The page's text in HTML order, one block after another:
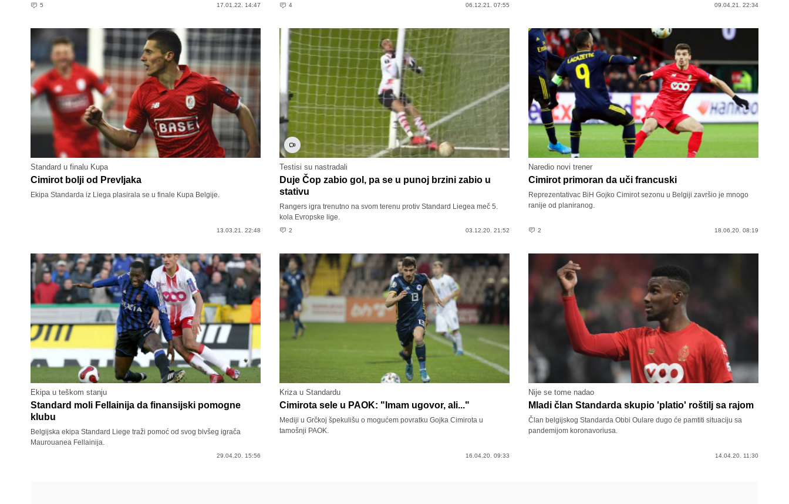
5 17.01.22. 14:47 4 06.12.21. 07:55 09.04.21. 22:34
Standard u finalu Kupa
Cimirot bolji od Prevljaka
Ekipa Standarda iz Liega plasirala se u finale Kupa Belgije.
13.03.21. 22:48
Testisi su nastradali
Duje Čop zabio gol, pa se u punoj brzini zabio u
stativu
Rangers igra trenutno na svom terenu protiv Standard Liegea meč 5.
kola Evropske lige.
2 03.12.20. 21:52
Naredio novi trener
Cimirot primoran da uči francuski
Reprezentativac BiH Gojko Cimirot sezonu u Belgiji završio je mnogo
ranije od planiranog.
2 18.06.20. 08:19
Ekipa u teškom stanju
Standard moli Fellainija da finansijski pomogne
klubu
Belgijska ekipa Standard Liege traži pomoć od svog bivšeg igrača
Maurouanea Fellainija.
29.04.20. 15:56
Kriza u Standardu
Cimirota sele u PAOK: "Imam ugovor, ali..."
Mediji u Grčkoj špekulišu o mogućem povratku Gojka Cimirota u
tamošnji PAOK.
16.04.20. 09:33
Nije se tome nadao
Mladi član Standarda skupio 'platio' roštilj sa rajom
Član belgijskog Standarda Obbi Oulare dugo će pamtiti situaciju sa
pandemijom koronavoriusa.
14.04.20. 11:30